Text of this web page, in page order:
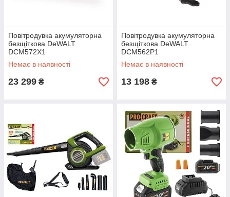
Повітродувка акумуляторна
безщіткова DeWALT
DCM572X1
Немає в наявності
23 299 ₴
Повітродувка акумуляторна
безщіткова DeWALT
DCM562P1
Немає в наявності
13 198 ₴